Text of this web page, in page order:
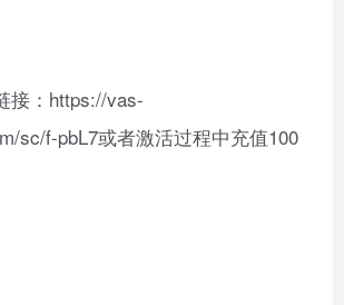
接：https://vas-
sc/f-pbL7或者激活过程中充值100